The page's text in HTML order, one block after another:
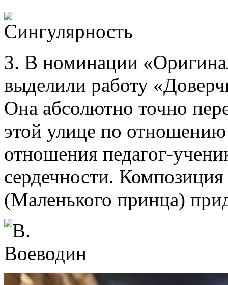
3. В номинации
выделили работу
Она абсолютно точно
этой улице по
отношения педагог-
сердечности.
(Маленького принца)